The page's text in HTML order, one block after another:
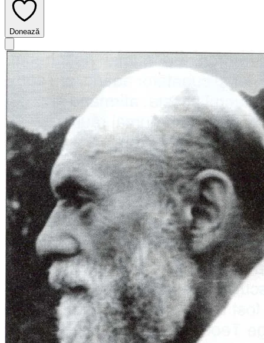
Donează